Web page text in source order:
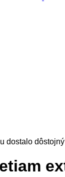
dostalo